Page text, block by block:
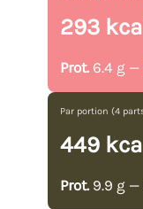
293
Prot. 6.4 g —
Par portion (4
449
Prot. 9.9 g —